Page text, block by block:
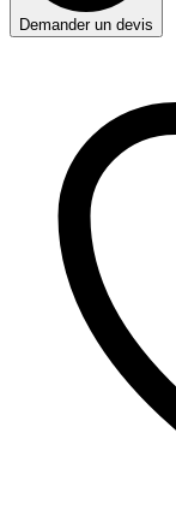
Demander un devis